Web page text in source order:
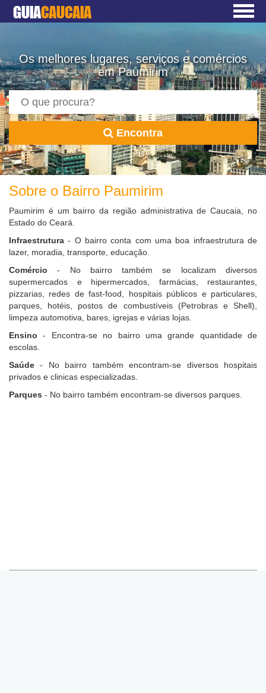
GUIACAUCAIA
Os melhores lugares, serviços e comércios
em Paumirim
Encontra
Sobre o Bairro Paumirim
Paumirim é um bairro da região administrativa de Caucaia, no
Estado do Ceará.
Infraestrutura - O bairro conta com uma boa infraestrutura de
lazer, moradia, transporte, educação.
Comércio - No bairro também se localizam diversos
supermercados e hipermercados, farmácias, restaurantes,
pizzarias, redes de fast-food, hospitais públicos e particulares,
parques, hotéis, postos de combustíveis (Petrobras e Shell),
limpeza automotiva, bares, igrejas e várias lojas.
Ensino - Encontra-se no bairro uma grande quantidade de
escolas.
Saúde - No bairro também encontram-se diversos hospitais
privados e clinicas especializadas.
Parques - No bairro também encontram-se diversos parques.